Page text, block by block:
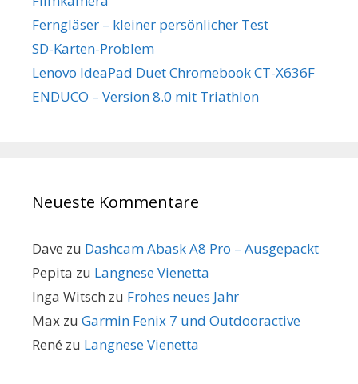
Ferngläser – kleiner persönlicher Test
SD-Karten-Problem
Lenovo IdeaPad Duet Chromebook CT-X636F
ENDUCO – Version 8.0 mit Triathlon
Neueste Kommentare
Dave zu Dashcam Abask A8 Pro – Ausgepackt
Pepita zu Langnese Vienetta
Inga Witsch zu Frohes neues Jahr
Max zu Garmin Fenix 7 und Outdooractive
René zu Langnese Vienetta